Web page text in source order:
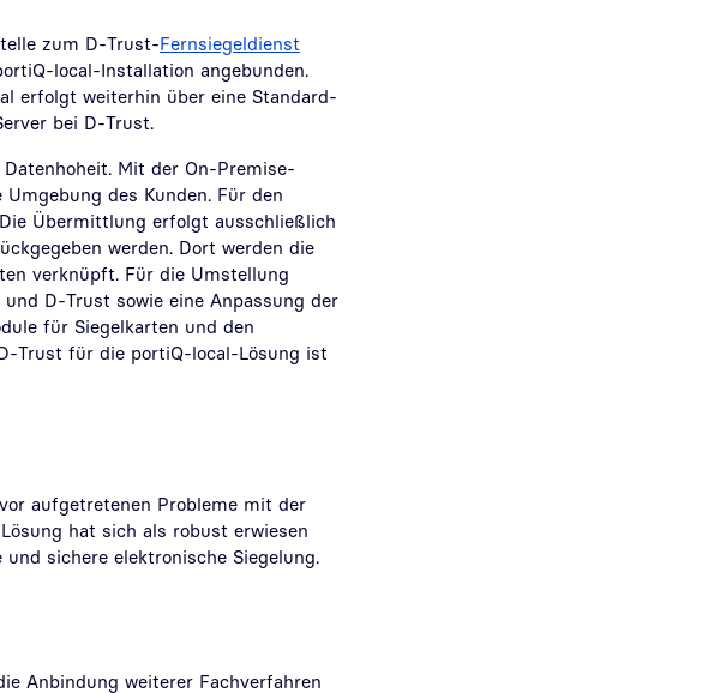
zum D-Trust-Fernsiegeldienst
local-Installation angebunden.
erfolgt weiterhin über eine Standard-
bei D-Trust.
Mit der On-Premise-
des Kunden. Für den
Übermittlung erfolgt ausschließlich
werden. Dort werden die
verknüpft. Für die Umstellung
D-Trust sowie eine Anpassung der
für Siegelkarten und den
Trust für die portiQ-local-Lösung ist
aufgetretenen Probleme mit der
hat sich als robust erwiesen
sichere elektronische Siegelung.
Anbindung weiterer Fachverfahren